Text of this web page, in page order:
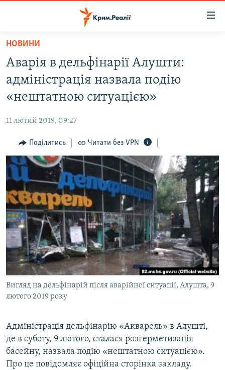
Перейти
основного
матеріалу
до
основної
Перейти
до
пошуку
ВОДА.КРИМ
ВІДЕО ТА ФОТО
БЛОГИ
ПОГЛЯД
ІНТЕРВ'Ю
ВСЕ ЗА ДЕНЬ
СПЕЦПРОЕКТИ
ДЕПОРТАЦІЯ
ВІДЕОУРОКИ «ELIFBE»
СВІДЧЕННЯ ОКУПАЦІЇ
УКРАЇНСЬКА ПРОБЛЕМА КРИМУ
ІНФОГРАФІКА
ЯК ОБІЙТИ БЛОКУВАННЯ
Русский
Qırımtatar
ДОЛУЧАЙСЯ!
Усі сайти RFE/RL
НОВИНИ
Аварія в дельфінарії Алушти:
адміністрація назвала подію
«нештатною ситуацією»
11 лютий 2019, 09:27
Поділитись Читати без VPN
Вигляд на дельфінарій після аварійної ситуації, Алушта, 9
лютого 2019 року
Адміністрація дельфінарію «Акварель» в Алушті,
де в суботу, 9 лютого, сталася розгерметизація
басейну, назвала подію «нештатною ситуацією».
Про це повідомляє офіційна сторінка закладу.